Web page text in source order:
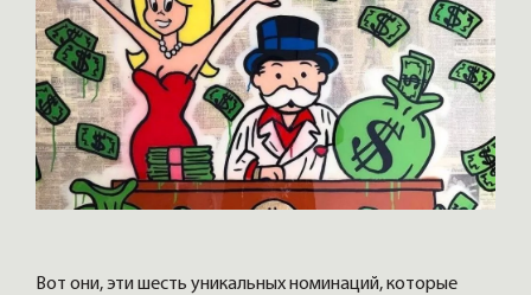
Вот они, эти шесть уникальных номинаций, которые